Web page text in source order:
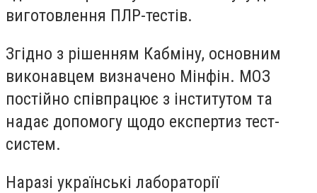
виготовлення ПЛР-тестів.
Згідно з рішенням Кабміну, основним
виконавцем визначено Мінфін. МОЗ
постійно співпрацює з інститутом та
надає допомогу щодо експертиз тест-
систем.
Наразі українські лабораторії